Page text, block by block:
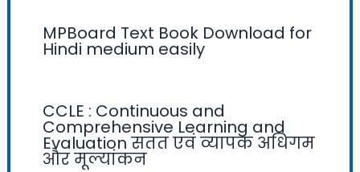
MPBoard Text Book Download for
Hindi medium easily
CCLE : Continuous and
Comprehensive Learning and
Evaluation सतत एवं व्यापक अधिगम
और मूल्यांकन